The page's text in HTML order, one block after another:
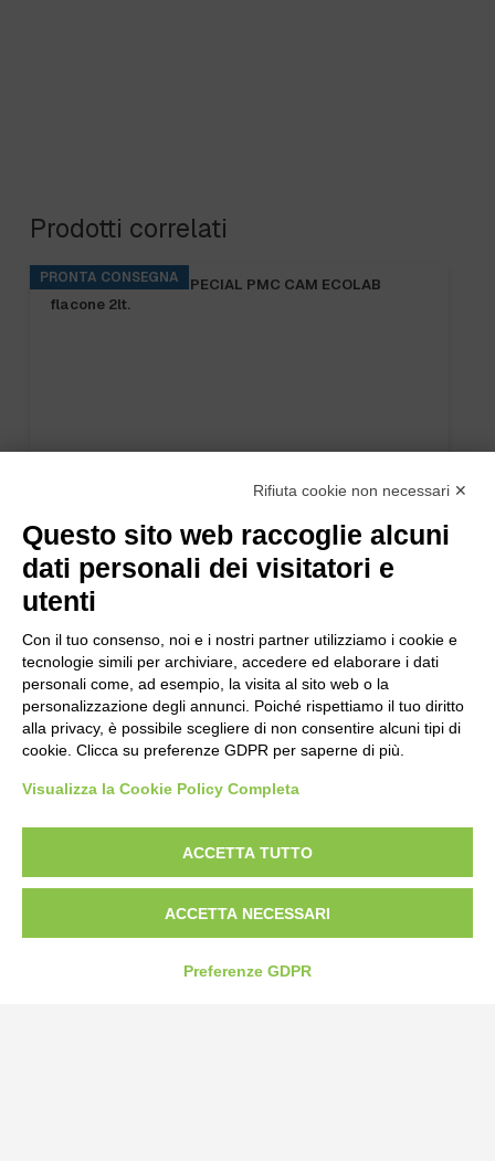
Prodotti correlati
PRONTA CONSEGNA
KITCHENPRO DES SPECIAL PMC CAM ECOLAB
flacone 2lt.
Rifiuta cookie non necessari ✕
Questo sito web raccoglie alcuni
dati personali dei visitatori e
utenti
Con il tuo consenso, noi e i nostri partner utilizziamo i cookie e
tecnologie simili per archiviare, accedere ed elaborare i dati
personali come, ad esempio, la visita al sito web o la
personalizzazione degli annunci. Poiché rispettiamo il tuo diritto
alla privacy, è possibile scegliere di non consentire alcuni tipi di
cookie. Clicca su preferenze GDPR per saperne di più.
Visualizza la Cookie Policy Completa
ACCETTA TUTTO
ACCETTA NECESSARI
Preferenze GDPR